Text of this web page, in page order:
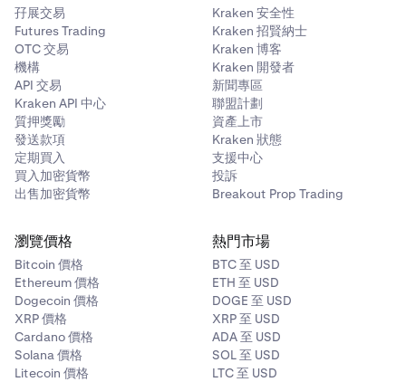
孖展交易
Futures Trading
OTC 交易
機構
API 交易
Kraken API 中心
質押獎勵
發送款項
定期買入
買入加密貨幣
出售加密貨幣
Kraken 安全性
Kraken 招賢納士
Kraken 博客
Kraken 開發者
新聞專區
聯盟計劃
資產上市
Kraken 狀態
支援中心
投訴
Breakout Prop Trading
瀏覽價格
Bitcoin 價格
Ethereum 價格
Dogecoin 價格
XRP 價格
Cardano 價格
Solana 價格
Litecoin 價格
熱門市場
BTC 至 USD
ETH 至 USD
DOGE 至 USD
XRP 至 USD
ADA 至 USD
SOL 至 USD
LTC 至 USD